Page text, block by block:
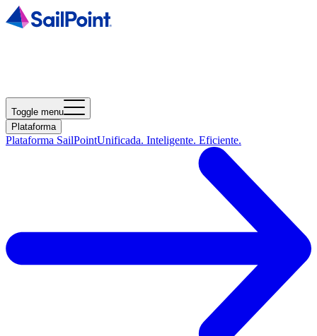
Toggle menu
Plataforma
Plataforma SailPointUnificada. Inteligente. Eficiente.